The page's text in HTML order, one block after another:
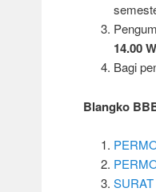
14.00
Bagi
Blangko